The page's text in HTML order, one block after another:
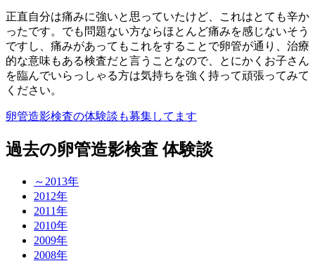
正直自分は痛みに強いと思っていたけど、これはとても辛か
ったです。でも問題ない方ならほとんど痛みを感じないそう
ですし、痛みがあってもこれをすることで卵管が通り、治療
的な意味もある検査だと言うことなので、とにかくお子さん
を臨んでいらっしゃる方は気持ちを強く持って頑張ってみて
ください。
卵管造影検査の体験談も募集してます
過去の卵管造影検査 体験談
～2013年
2012年
2011年
2010年
2009年
2008年